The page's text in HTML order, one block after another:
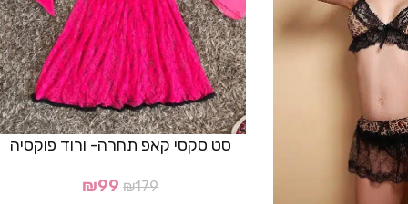
סט סקסי קאפ תחרה- ורוד פוקסיה
₪179
₪99